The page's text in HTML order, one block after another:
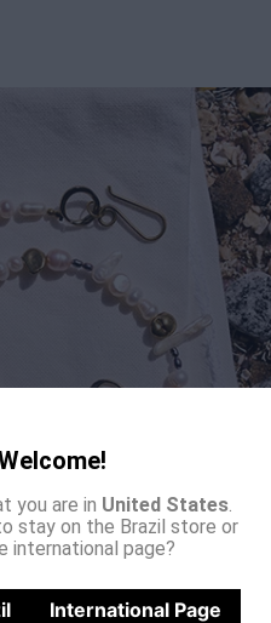
you are in United States.
stay on the Brazil store or
international page?
International Page